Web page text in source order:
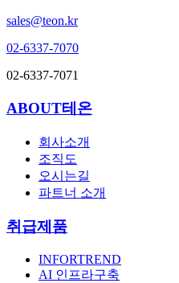
sales@teon.kr
02-6337-7070
02-6337-7071
ABOUT테온
회사소개
조직도
오시는길
파트너 소개
취급제품
INFORTREND
AI 인프라구축